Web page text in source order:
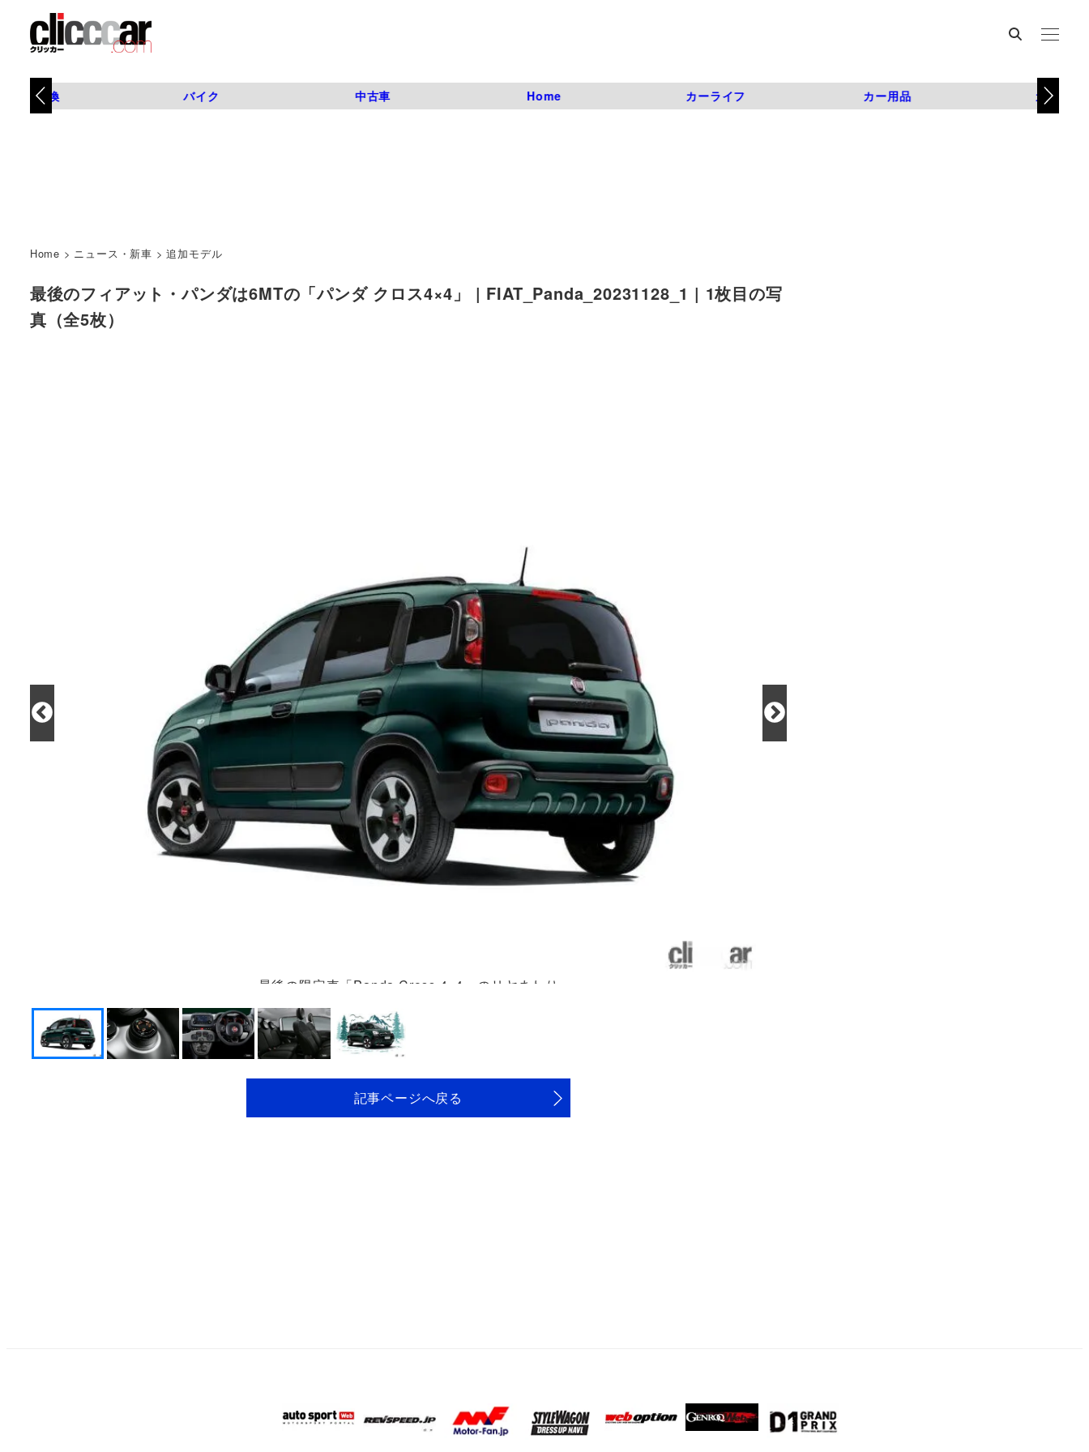
タイヤ交換 バイク 中古車 Home カーライフ カー用品 カスタム
Home > ニュース・新車 >追加モデル
最後のフィアット・パンダは6MTの「パンダ クロス4×4」 | FIAT_Panda_20231128_1 | 1枚目の写
真（全5枚）
最後の限定車「Panda Cross 4×4」のリヤまわり
記事ページへ戻る